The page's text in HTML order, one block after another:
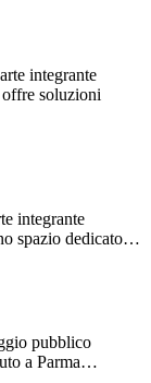
integrante
offre soluzioni
integrante
spazio dedicato…
pubblico
a Parma…